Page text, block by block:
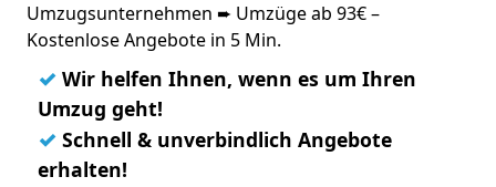
Umzugsunternehmen ➨ Umzüge ab 93€ –
Kostenlose Angebote in 5 Min.
✓ Wir helfen Ihnen, wenn es um Ihren
Umzug geht!
✓ Schnell & unverbindlich Angebote
erhalten!